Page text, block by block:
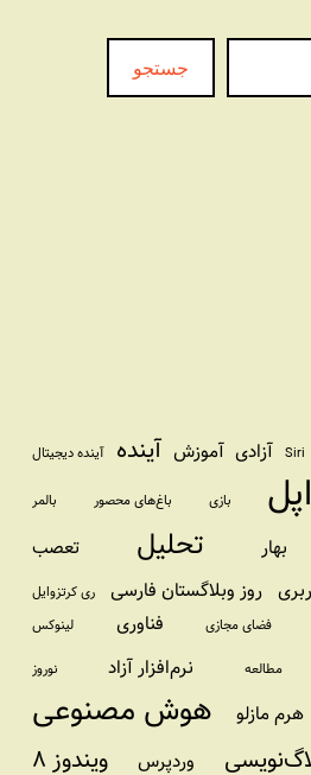
جستجو
Siri آزادی آموزش آینده آینده دیجیتال
اپل بازی باغ‌های محصور بالمر
بهار تحلیل تعصب
روز وبلاگستان فارسی ری کرتزوایل
فضای مجازی فناوری لینوکس
مطالعه نرم‌افزار آزاد نوروز
هرم مازلو هوش مصنوعی
وردپرس ویندوز ۸